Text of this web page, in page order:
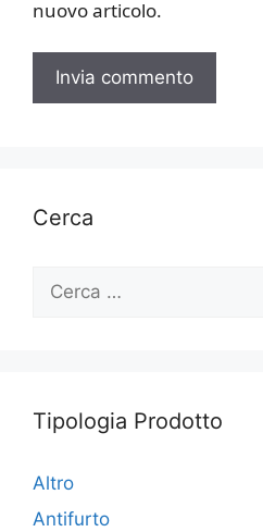
nuovo articolo.
Cerca
per:
Tipologia Prodotto
Altro
Antifurto